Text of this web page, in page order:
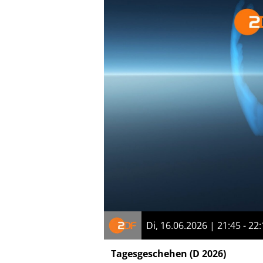
Di, 16.06.2026 | 21:45 -
Tagesgeschehen (D 2026)